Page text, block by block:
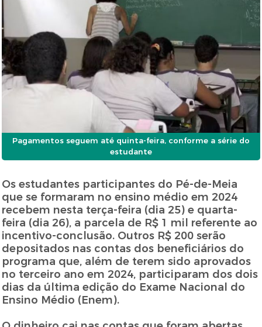
Pagamentos seguem até quinta-feira, conforme a série do
estudante
Os estudantes participantes do Pé-de-Meia
que se formaram no ensino médio em 2024
recebem nesta terça-feira (dia 25) e quarta-
feira (dia 26), a parcela de R$ 1 mil referente ao
incentivo-conclusão. Outros R$ 200 serão
depositados nas contas dos beneficiários do
programa que, além de terem sido aprovados
no terceiro ano em 2024, participaram dos dois
dias da última edição do Exame Nacional do
Ensino Médio (Enem).